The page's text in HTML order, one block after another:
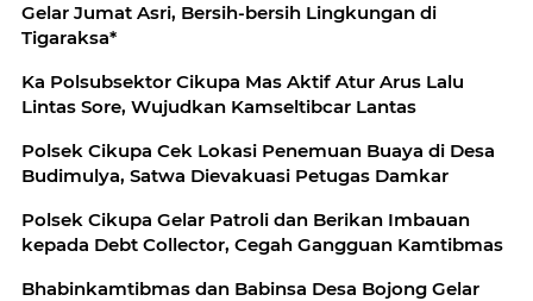
Gelar Jumat Asri, Bersih-bersih Lingkungan di
Tigaraksa*
Ka Polsubsektor Cikupa Mas Aktif Atur Arus Lalu
Lintas Sore, Wujudkan Kamseltibcar Lantas
Polsek Cikupa Cek Lokasi Penemuan Buaya di Desa
Budimulya, Satwa Dievakuasi Petugas Damkar
Polsek Cikupa Gelar Patroli dan Berikan Imbauan
kepada Debt Collector, Cegah Gangguan Kamtibmas
Bhabinkamtibmas dan Babinsa Desa Bojong Gelar